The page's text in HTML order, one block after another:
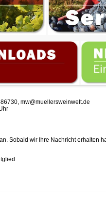
mw@muellersweinwelt.de
Sobald wir Ihre Nachricht erhalten